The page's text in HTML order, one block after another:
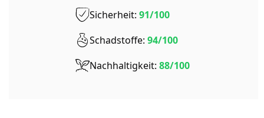
Sicherheit: 91/100
Schadstoffe: 94/100
Nachhaltigkeit: 88/100